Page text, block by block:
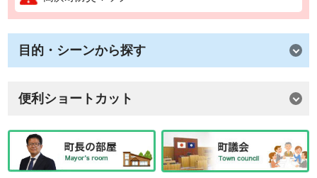
目的・シーンから探す
便利ショートカット